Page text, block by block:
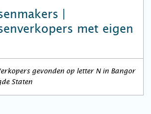
|
met eigen
gevonden op letter N in Bangor
Staten